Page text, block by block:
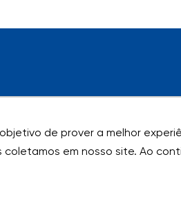
de prover a melhor
coletamos em nosso site. Ao
de prover a melhor
coletamos em nosso site. Ao